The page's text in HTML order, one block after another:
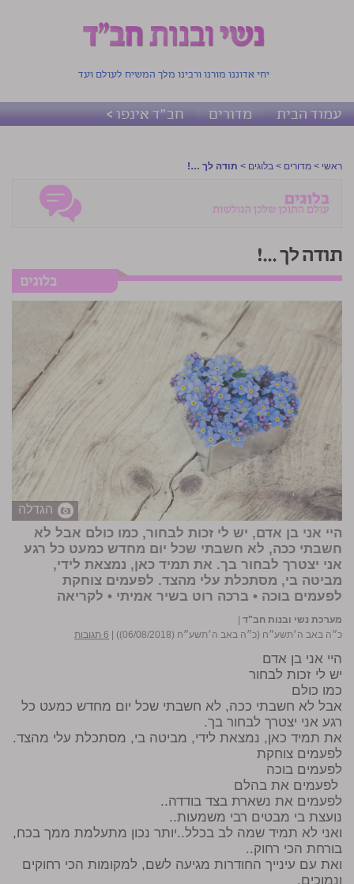
יחי אדוננו מורנו ורבינו מלך המשיח לעולם ועד
עמוד הבית מדורים חב"ד אינפו >
ראשי > מדורים > בלוגים > תודה לך …!
תודה לך …!
הגדלה
היי אני בן אדם, יש לי זכות לבחור, כמו כולם אבל לא
חשבתי ככה, לא חשבתי שכל יום מחדש כמעט כל רגע
אני יצטרך לבחור בך. את תמיד כאן, נמצאת לידי,
מביטה בי, מסתכלת עלי מהצד. לפעמים צוחקת
לפעמים בוכה • ברכה רוט בשיר אמיתי • לקריאה
מערכת נשי ובנות חב"ד
כ״ה באב ה׳תשע״ח (כ״ה באב ה׳תשע״ח (06/08/2018))
6 תגובות
היי אני בן אדם
יש לי זכות לבחור
כמו כולם
אבל לא חשבתי ככה, לא חשבתי שכל יום מחדש כמעט כל
רגע אני יצטרך לבחור בך.
את תמיד כאן, נמצאת לידי, מביטה בי, מסתכלת עלי מהצד.
לפעמים צוחקת
לפעמים בוכה
לפעמים את בהלם
לפעמים את נשארת בצד בודדה..
נועצת בי מבטים רבי משמעות..
ואני לא תמיד שמה לב בכלל..יותר נכון מתעלמת ממך בכח,
בורחת הכי רחוק..
ואת עם עינייך החודרות מגיעה לשם, למקומות הכי רחוקים
ונמוכים.